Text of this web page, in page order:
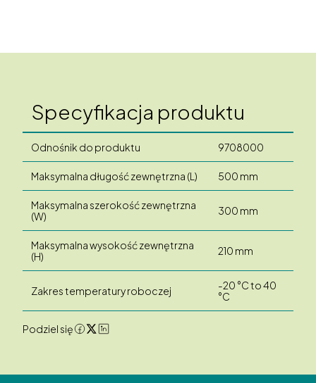
Specyfikacja produktu
Odnośnik do produktu 9708000
Maksymalna długość zewnętrzna (L) 500 mm
Maksymalna szerokość zewnętrzna
(W)
300 mm
Maksymalna wysokość zewnętrzna
(H)
210 mm
Zakres temperatury roboczej
-20 °C to 40
°C
Podziel się